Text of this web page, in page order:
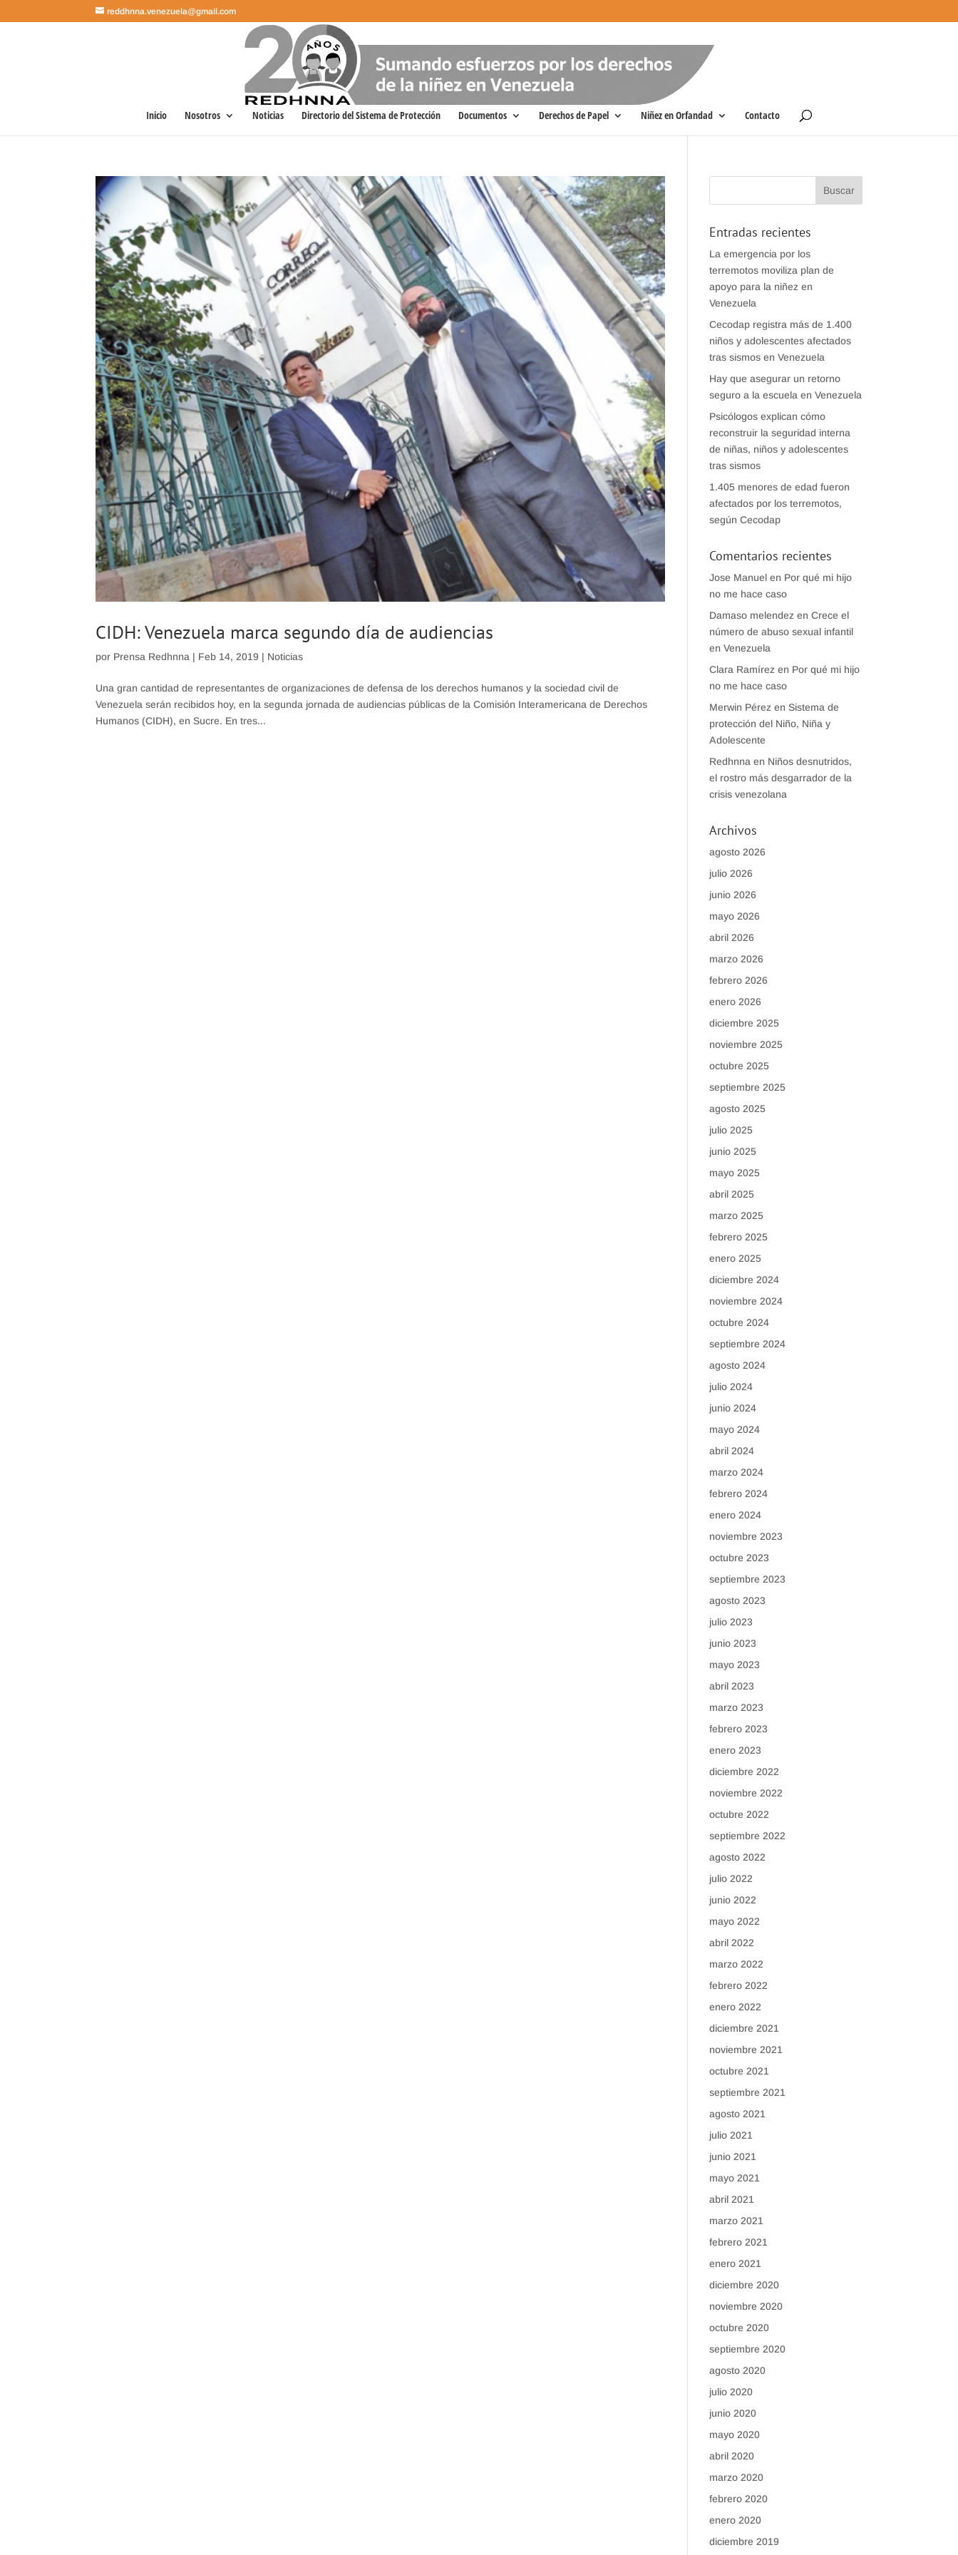
reddhnna.venezuela@gmail.com
Inicio Nosotros Noticias Directorio del Sistema de Protección Documentos Derechos de Papel Niñez en Orfandad Contacto
CIDH: Venezuela marca segundo día de audiencias
por Prensa Redhnna | Feb 14, 2019 | Noticias
Una gran cantidad de representantes de organizaciones de defensa de los derechos humanos y la sociedad civil de
Venezuela serán recibidos hoy, en la segunda jornada de audiencias públicas de la Comisión Interamericana de Derechos
Humanos (CIDH), en Sucre. En tres...
Entradas recientes
La emergencia por los
terremotos moviliza plan de
apoyo para la niñez en
Venezuela
Cecodap registra más de 1.400
niños y adolescentes afectados
tras sismos en Venezuela
Hay que asegurar un retorno
seguro a la escuela en Venezuela
Psicólogos explican cómo
reconstruir la seguridad interna
de niñas, niños y adolescentes
tras sismos
1.405 menores de edad fueron
afectados por los terremotos,
según Cecodap
Comentarios recientes
Jose Manuelen Por qué mi hijo
no me hace caso
Damaso melendez en Crece el
número de abuso sexual infantil
en Venezuela
Clara Ramírez en Por qué mi hijo
no me hace caso
Merwin Pérez en Sistema de
protección del Niño, Niña y
Adolescente
Redhnna en Niños desnutridos,
el rostro más desgarrador de la
crisis venezolana
Archivos
agosto 2026
julio 2026
junio 2026
mayo 2026
abril 2026
marzo 2026
febrero 2026
enero 2026
diciembre 2025
noviembre 2025
octubre 2025
septiembre 2025
agosto 2025
julio 2025
junio 2025
mayo 2025
abril 2025
marzo 2025
febrero 2025
enero 2025
diciembre 2024
noviembre 2024
octubre 2024
septiembre 2024
agosto 2024
julio 2024
junio 2024
mayo 2024
abril 2024
marzo 2024
febrero 2024
enero 2024
noviembre 2023
octubre 2023
septiembre 2023
agosto 2023
julio 2023
junio 2023
mayo 2023
abril 2023
marzo 2023
febrero 2023
enero 2023
diciembre 2022
noviembre 2022
octubre 2022
septiembre 2022
agosto 2022
julio 2022
junio 2022
mayo 2022
abril 2022
marzo 2022
febrero 2022
enero 2022
diciembre 2021
noviembre 2021
octubre 2021
septiembre 2021
agosto 2021
julio 2021
junio 2021
mayo 2021
abril 2021
marzo 2021
febrero 2021
enero 2021
diciembre 2020
noviembre 2020
octubre 2020
septiembre 2020
agosto 2020
julio 2020
junio 2020
mayo 2020
abril 2020
marzo 2020
febrero 2020
enero 2020
diciembre 2019